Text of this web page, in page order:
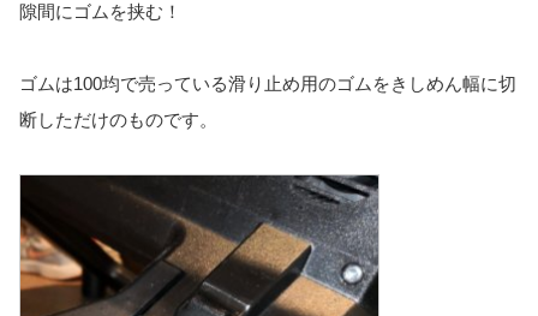
隙間にゴムを挟む！
ゴムは100均で売っている滑り止め用のゴムをきしめん幅に切
断しただけのものです。